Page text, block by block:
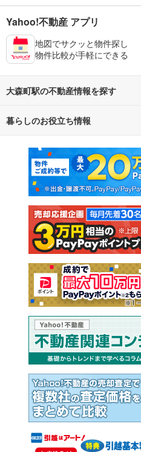
Yahoo!不動産 アプリ
地図でサクッと物件探し
物件比較が手軽にできる
大森町駅の不動産情報を探す
不動産・住宅
新築マンション
新築一戸建て
注文住宅
売却査定
暮らしのお役立ち情報
マンションカタログ